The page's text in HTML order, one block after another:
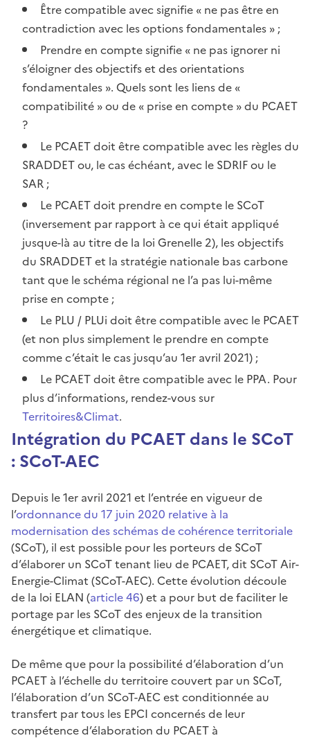
Être compatible avec signifie « ne pas être en
contradiction avec les options fondamentales » ;
Prendre en compte signifie « ne pas ignorer ni
s’éloigner des objectifs et des orientations
fondamentales ». Quels sont les liens de «
compatibilité » ou de « prise en compte » du PCAET
?
Le PCAET doit être compatible avec les règles du
SRADDET ou, le cas échéant, avec le SDRIF ou le
SAR ;
Le PCAET doit prendre en compte le SCoT
(inversement par rapport à ce qui était appliqué
jusque-là au titre de la loi Grenelle 2), les objectifs
du SRADDET et la stratégie nationale bas carbone
tant que le schéma régional ne l’a pas lui-même
prise en compte ;
Le PLU / PLUi doit être compatible avec le PCAET
(et non plus simplement le prendre en compte
comme c’était le cas jusqu’au 1er avril 2021) ;
Le PCAET doit être compatible avec le PPA. Pour
plus d’informations, rendez-vous sur
Territoires&Climat.
Intégration du PCAET dans le SCoT
: SCoT-AEC
Depuis le 1er avril 2021 et l’entrée en vigueur de
l’ordonnance du 17 juin 2020 relative à la
modernisation des schémas de cohérence territoriale
(SCoT), il est possible pour les porteurs de SCoT
d’élaborer un SCoT tenant lieu de PCAET, dit SCoT Air-
Energie-Climat (SCoT-AEC). Cette évolution découle
de la loi ELAN (article 46) et a pour but de faciliter le
portage par les SCoT des enjeux de la transition
énergétique et climatique.
De même que pour la possibilité d’élaboration d’un
PCAET à l’échelle du territoire couvert par un SCoT,
l’élaboration d’un SCoT-AEC est conditionnée au
transfert par tous les EPCI concernés de leur
compétence d’élaboration du PCAET à